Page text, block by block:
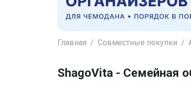
Главная Совместные покупки
ShаgоVitа - Семейная